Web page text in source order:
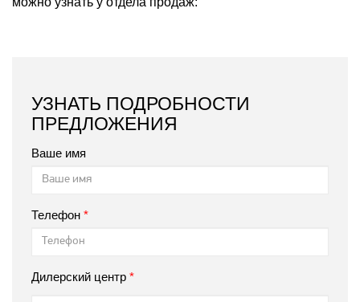
УЗНАТЬ ПОДРОБНОСТИ
ПРЕДЛОЖЕНИЯ
Ваше имя
Телефон
Дилерский центр